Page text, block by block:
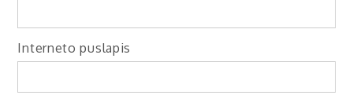
Interneto puslapis